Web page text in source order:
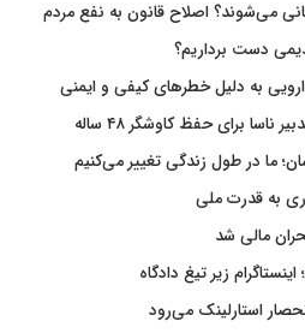
می‌شوند؟ اصلاح قانون به نفع مردم
دست برداریم؟
ما در طول زندگی تغییر می‌کنیم
به قدرت ملی
مالی شد